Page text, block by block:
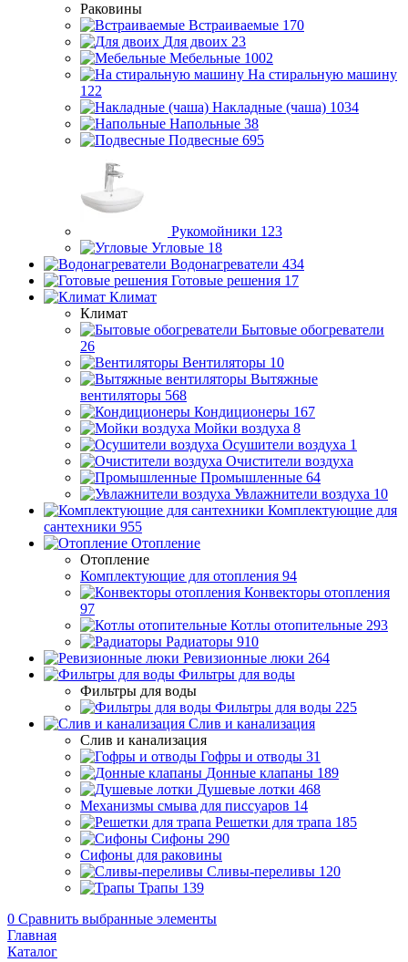
Раковины
Встраиваемые 170
Для двоих 23
Мебельные 1002
На стиральную машину
122
Накладные (чаша) 1034
Напольные 38
Подвесные 695
Рукомойники 123
Угловые 18
Водонагреватели 434
Готовые решения 17
Климат
Климат
Бытовые обогреватели
26
Вентиляторы 10
Вытяжные
вентиляторы 568
Кондиционеры 167
Мойки воздуха 8
Осушители воздуха 1
Очистители воздуха
Промышленные 64
Увлажнители воздуха 10
Комплектующие для
сантехники 955
Отопление
Отопление
Комплектующие для отопления 94
Конвекторы отопления
97
Котлы отопительные 293
Радиаторы 910
Ревизионные люки 264
Фильтры для воды
Фильтры для воды
Фильтры для воды 225
Слив и канализация
Слив и канализация
Гофры и отводы 31
Донные клапаны 189
Душевые лотки 468
Механизмы смыва для писсуаров 14
Решетки для трапа 185
Сифоны 290
Сифоны для раковины
Сливы-переливы 120
Трапы 139
0 Сравнить выбранные элементы
Главная
Каталог